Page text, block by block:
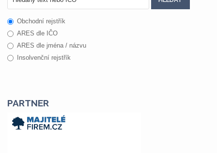
Obchodní rejstřík
ARES dle IČO
ARES dle jména / názvu
Insolvenční rejstřík
PARTNER